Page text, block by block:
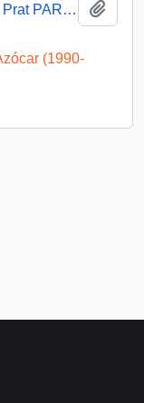
Reunión con pobladores en el Fortin Prat PARTE II : Video
(1990-